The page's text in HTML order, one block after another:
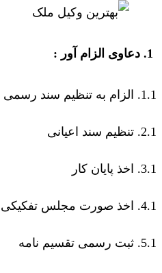
1.1. الزام به تنظیم سند رسمی
2.1. تنظیم سند اعیانی
3.1. اخذ پایان کار
4.1. اخذ صورت مجلس تفکیکی
5.1. ثبت رسمی تقسیم نامه